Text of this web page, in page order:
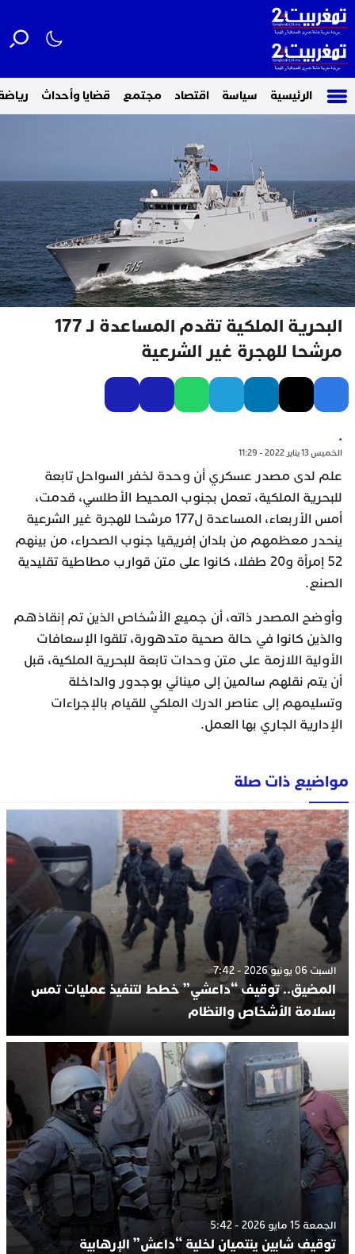
الرئيسية سياسة اقتصاد مجتمع قضايا وأحداث
البحرية الملكية تقدم المساعدة لـ 177
مرشحا للهجرة غير الشرعية
.
الخميس 13 يناير 2022 - 11:29
علم لدى مصدر عسكري أن وحدة لخفر السواحل تابعة
للبحرية الملكية، تعمل بجنوب المحيط الأطلسي، قدمت،
أمس الأربعاء، المساعدة ل177 مرشحا للهجرة غير الشرعية
ينحدر معظمهم من بلدان إفريقيا جنوب الصحراء، من بينهم
52 إمرأة و20 طفلا، كانوا على متن قوارب مطاطية تقليدية
الصنع.
وأوضح المصدر ذاته، أن جميع الأشخاص الذين تم إنقاذهم
والذين كانوا في حالة صحية متدهورة، تلقوا الإسعافات
الأولية اللازمة على متن وحدات تابعة للبحرية الملكية، قبل
أن يتم نقلهم سالمين إلى مينائي بوجدور والداخلة
وتسليمهم إلى عناصر الدرك الملكي للقيام بالإجراءات
الإدارية الجاري بها العمل.
مواضيع ذات صلة
السبت 06 يونيو 2026 - 7:42
المضيق.. توقيف “داعشي” خطط لتنفيذ عمليات تمس
بسلامة الأشخاص والنظام
الجمعة 15 مايو 2026 - 5:42
توقيف شابين ينتميان لخلية “داعش” الإرهابية